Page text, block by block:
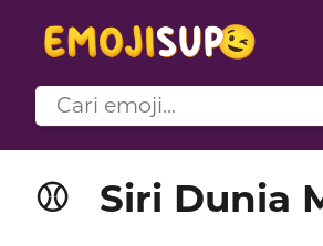
⚾ Siri Dunia